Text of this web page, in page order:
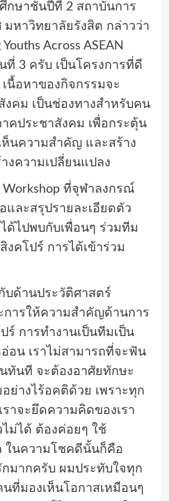
กษาชั้นปีที่ 2 สถาบันการ
มหาวิทยาลัยรังสิต กล่าวว่า
Across ASEAN
ที่ 3 ครับ เป็นโครงการที่ดี
นื้อหาของกิจกรรมจะ
งคม เป็นช่องทางสำหรับคน
คประชาสังคม เพื่อกระตุ้น
ห็นความสำคัญ และสร้าง
งความเปลี่ยนแปลง
Workshop ที่จุฬาลงกรณ์
และสรุปรายละเอียดตัว
ด้ไปพบกับเพื่อนๆ ร่วมทีม
งคโปร์ การได้เข้าร่วม
บด้านประวัติศาสตร์
การให้ความสำคัญด้านการ
ร์ การทำงานเป็นทีมเป็น
อน เราไม่สามารถที่จะฟัน
ทันที จะต้องอาศัยทักษะ
ย่างไร้อคติด้วย เพราะทุก
าจะยึดความคิดของเรา
ไม่ได้ ต้องค่อยๆ ใช้
ในความโชคดีนั้นก็คือ
มากครับ ผมประทับใจทุก
ที่มองเห็นโอกาสเหมือนๆ